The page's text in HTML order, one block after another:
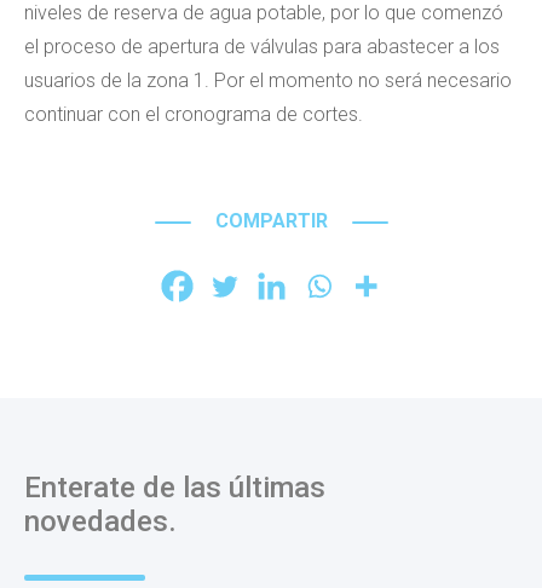
niveles de reserva de agua potable, por lo que comenzó
el proceso de apertura de válvulas para abastecer a los
usuarios de la zona 1. Por el momento no será necesario
continuar con el cronograma de cortes.
COMPARTIR
Enterate de las últimas
novedades.